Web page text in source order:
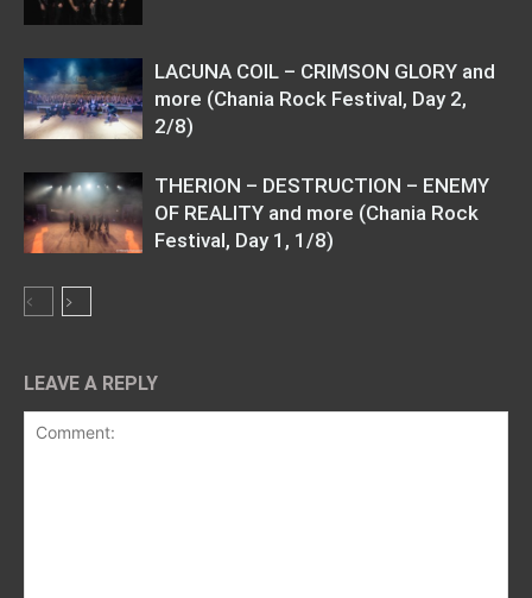
LACUNA COIL – CRIMSON GLORY and
more (Chania Rock Festival, Day 2,
2/8)
THERION – DESTRUCTION – ENEMY
OF REALITY and more (Chania Rock
Festival, Day 1, 1/8)
LEAVE A REPLY